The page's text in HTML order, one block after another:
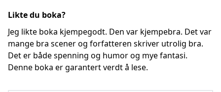
Likte du boka?
Jeg likte boka kjempegodt. Den var kjempebra. Det var
mange bra scener og forfatteren skriver utrolig bra.
Det er både spenning og humor og mye fantasi.
Denne boka er garantert verdt å lese.